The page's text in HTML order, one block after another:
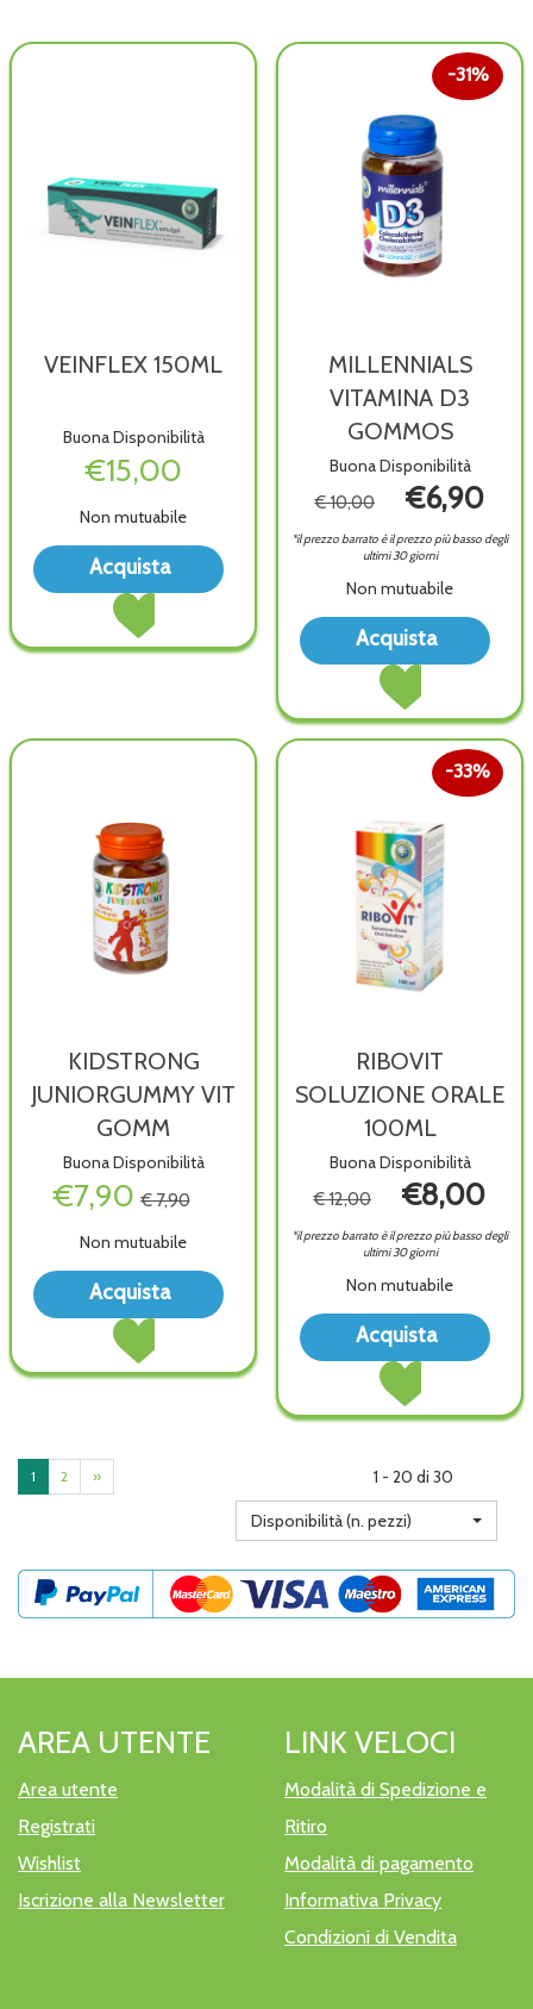
VEINFLEX 150ML
Buona Disponibilità
€15,00
Non mutuabile
Acquista
Acquista VEINFLEX
carrello
Acquista VEINFLEX
MILLENNIALS
VITAMINA D3
GOMMOS
Buona Disponibilità
31%
€ 10,00 €6,90
*il prezzo barrato è il prezzo più basso degli
ultimi 30 giorni
Non mutuabile
Acquista
Acquista
D3
GOMMOS al
carrello
KIDSTRONG
JUNIORGUMMY VIT
GOMM
Buona Disponibilità
€7,90 € 7,90
Non mutuabile
Acquista
Acquista KIDSTRONG
VIT
Acquista KIDSTRONG
GOMM alla
wishlist
RIBOVIT
SOLUZIONE ORALE
100ML
Buona Disponibilità
33%
€ 12,00 €8,00
*il prezzo barrato è il prezzo più basso degli
ultimi 30 giorni
Non mutuabile
Acquista
Acquista RIBOVIT
ORALE
1 2 » 1 - 20 di 30
Disponibilità (n. pezzi)
AREA UTENTE
Area utente
Registrati
Wishlist
Iscrizione alla Newsletter
LINK VELOCI
Modalità di Spedizione e
Ritiro
Modalità di pagamento
Informativa Privacy
Condizioni di Vendita